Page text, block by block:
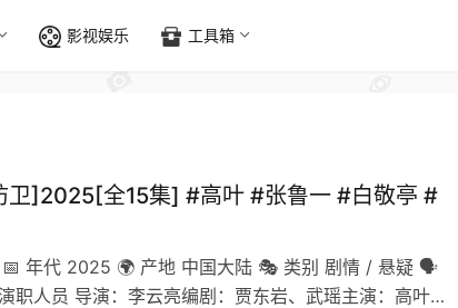
影视娱乐 工具箱
卫]2025[全15集] #高叶 #张鲁一 #白敬亭 #
年代 2025 🌍 产地 中国大陆 🎭 类别 剧情 / 悬疑 🗣️
职人员 导演：李云亮编剧：贾东岩、武瑶主演：高叶、